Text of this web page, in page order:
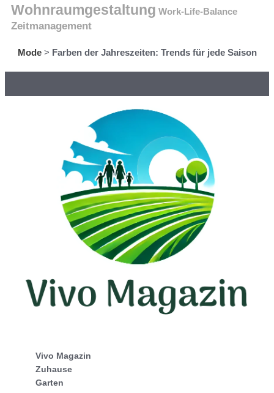
Wohnraumgestaltung Work-Life-Balance
Zeitmanagement
Mode> Farben der Jahreszeiten: Trends für jede Saison
Vivo Magazin
Zuhause
Garten